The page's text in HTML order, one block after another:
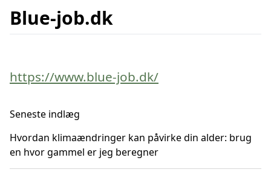
Blue-job.dk
https://www.blue-job.dk/
Seneste indlæg
Hvordan klimaændringer kan påvirke din alder: brug
en hvor gammel er jeg beregner